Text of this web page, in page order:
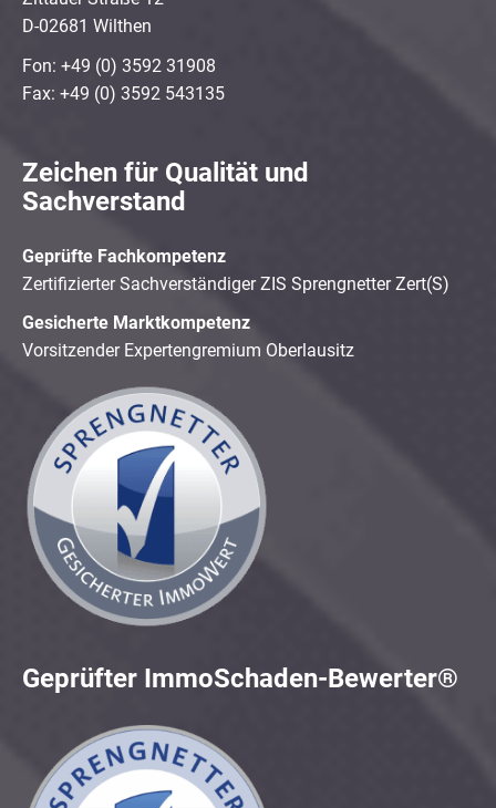
D-02681 Wilthen
Fon: +49 (0) 3592 31908
Fax: +49 (0) 3592 543135
Zeichen für Qualität und
Sachverstand
Geprüfte Fachkompetenz
Zertifizierter Sachverständiger ZIS Sprengnetter Zert(S)
Gesicherte Marktkompetenz
Vorsitzender Expertengremium Oberlausitz
Geprüfter ImmoSchaden-Bewerter®